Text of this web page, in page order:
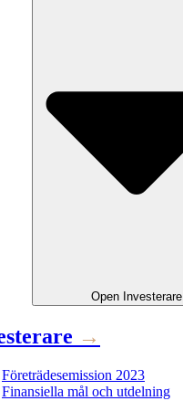
Open Investerare
→
Företrädesemission 2023
Finansiella mål och utdelning